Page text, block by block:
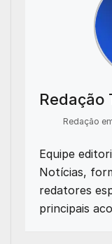
Redação
Redação
Equipe
Notícias,
redatores
principais